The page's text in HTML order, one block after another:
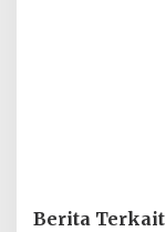
Berita Terkait